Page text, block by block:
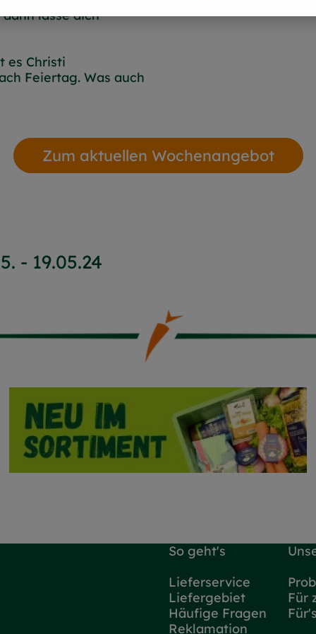
lasse dich
es Christi
Feiertag. Was auch
Zum aktuellen Wochenangebot
- 19.05.24
So geht's
Lieferservice
Liefergebiet
Häufige Fragen
Reklamation
Für